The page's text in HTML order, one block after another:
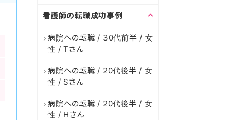
看護師の転職成功事例
病院への転職 / 30代前半 / 女
性 / Tさん
病院への転職 / 20代後半 / 女
性 / Sさん
病院への転職 / 20代後半 / 女
性 / Hさん